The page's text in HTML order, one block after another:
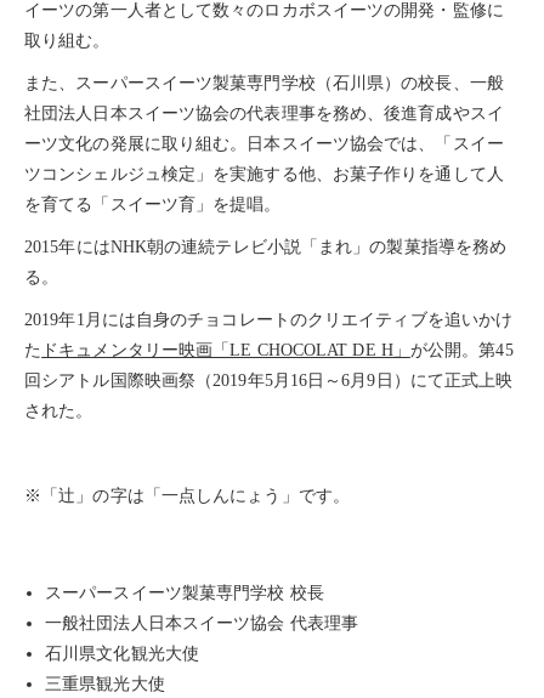
イーツの第一人者として数々のロカボスイーツの開発・監修に
取り組む。
また、スーパースイーツ製菓専門学校（石川県）の校長、 一般
社団法人日本スイーツ協会の代表理事を務め、後進育成やスイ
ーツ文化の発展に取り組む。日本スイーツ協会では、「 スイー
ツコンシェルジュ検定 」を実施する他、お菓子作りを通して人
を育てる「 スイーツ育 」を提唱。
2015年にはNHK朝の連続テレビ小説「まれ」の製菓指導を務め
る。
2019年1月には自身のチョコレートのクリエイティブを追いかけ
た ドキュメンタリー映画「LE CHOCOLAT DE H」 が公開。第45
回シアトル国際映画祭（2019年5月16日～6月9日）にて正式上映
された。
※「辻」の字は「一点しんにょう」です。
スーパースイーツ製菓専門学校 校長
一般社団法人日本スイーツ協会 代表理事
石川県文化観光大使
三重県観光大使